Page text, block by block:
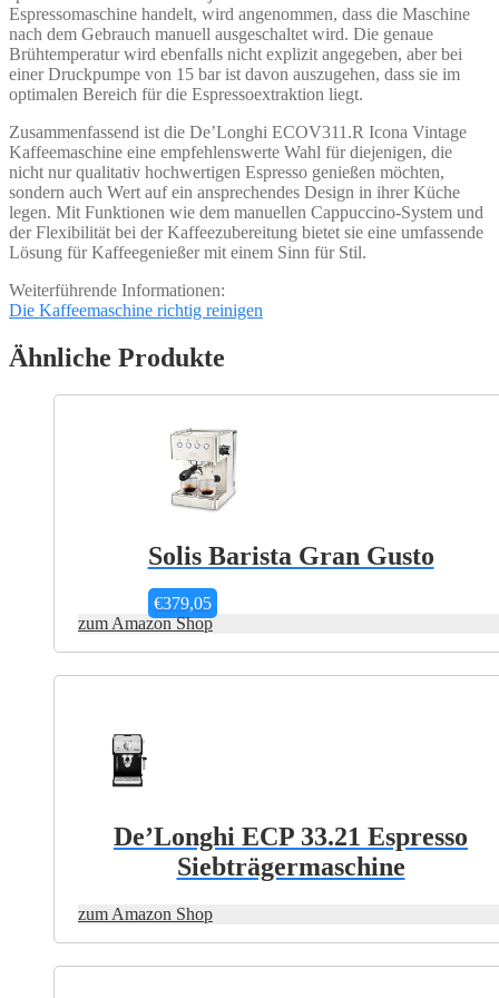
Espressomaschine handelt, wird angenommen, dass die Maschine
nach dem Gebrauch manuell ausgeschaltet wird. Die genaue
Brühtemperatur wird ebenfalls nicht explizit angegeben, aber bei
einer Druckpumpe von 15 bar ist davon auszugehen, dass sie im
optimalen Bereich für die Espressoextraktion liegt.
Zusammenfassend ist die De’Longhi ECOV311.R Icona Vintage
Kaffeemaschine eine empfehlenswerte Wahl für diejenigen, die
nicht nur qualitativ hochwertigen Espresso genießen möchten,
sondern auch Wert auf ein ansprechendes Design in ihrer Küche
legen. Mit Funktionen wie dem manuellen Cappuccino-System und
der Flexibilität bei der Kaffeezubereitung bietet sie eine umfassende
Lösung für Kaffeegenießer mit einem Sinn für Stil.
Weiterführende Informationen:
Die Kaffeemaschine richtig reinigen
Ähnliche Produkte
Solis Barista Gran Gusto
€379,05
zum Amazon Shop
weist
Optionen
De’Longhi ECP 33.21 Espresso
Siebträgermaschine
zum Amazon Shop
weist